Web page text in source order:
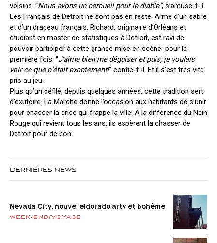
voisins. “Nous avons un cercueil pour le diable”, s’amuse-t-il.
Les Français de Detroit ne sont pas en reste. Armé d’un sabre
et d’un drapeau français, Richard, originaire d’Orléans et
étudiant en master de statistiques à Detroit, est ravi de
pouvoir participer à cette grande mise en scène pour la
première fois. “J’aime bien me déguiser et puis, je voulais
voir ce que c’était exactement!” confie-t-il. Et il s’est très vite
pris au jeu.
Plus qu’un défilé, depuis quelques années, cette tradition sert
d’exutoire. La Marche donne l’occasion aux habitants de s’unir
pour chasser la crise qui frappe la ville. A la différence du Nain
Rouge qui revient tous les ans, ils espèrent la chasser de
Detroit pour de bon.
DERNIÈRES NEWS
Nevada City, nouvel eldorado arty et bohème
WEEK-END/VOYAGE